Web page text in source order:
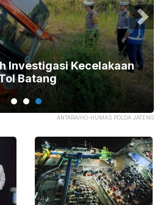
ANTARA/HO-HUMAS POLDA JATENG
Kecelakaan
Batang